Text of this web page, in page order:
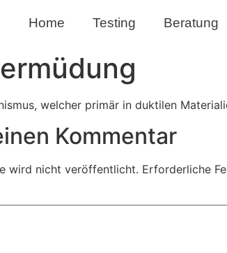
Home Testing Beratung
welcher primär in duktilen
Kommentar
wird nicht veröffentlicht. Erforderliche